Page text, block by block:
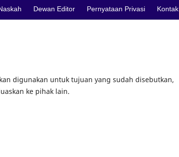
Dewan Editor Pernyataan Privasi Kontak
digunakan untuk tujuan yang sudah disebutkan,
ke pihak lain.